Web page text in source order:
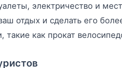
электричество и
отдых и сделать его
такие как прокат